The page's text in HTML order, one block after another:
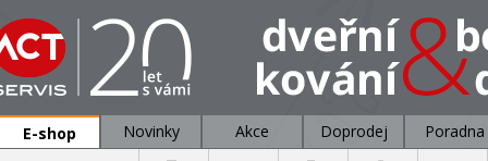
E-shop Novinky Akce Doprodej Poradna